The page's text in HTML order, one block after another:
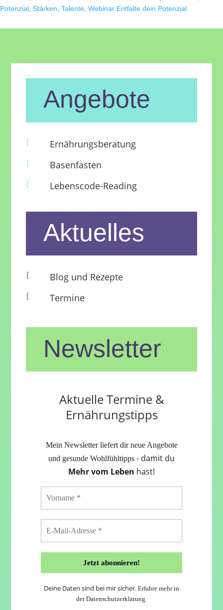
Potenzial Stärken Talente Webinar Entfalte dein Potenzial
Angebote
[ Ernährungsberatung
[ Basenfasten
[ Lebenscode-Reading
Aktuelles
[ Blog und Rezepte
[ Termine
Newsletter
Aktuelle Termine &
Ernährungstipps
Mein Newsletter liefert dir neue Angebote
und gesunde Wohlfühltipps - damit du
Mehr vom Leben hast!
Deine Daten sind bei mir sicher. Erfahre mehr in
derDatenschutzerklärung.